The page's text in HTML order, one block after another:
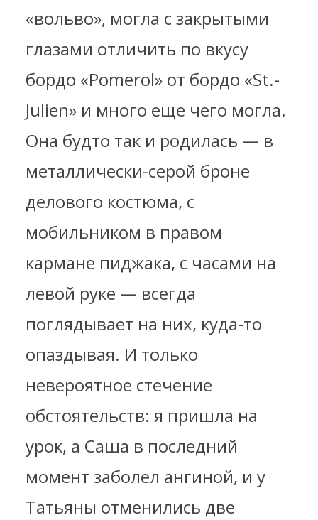
«вольво», могла с закрытыми
глазами отличить по вкусу
бордо «Pomerol» от бордо «St.-
Julien» и много еще чего могла.
Она будто так и родилась — в
металлически-серой броне
делового костюма, с
мобильником в правом
кармане пиджака, с часами на
левой руке — всегда
поглядывает на них, куда-то
опаздывая. И только
невероятное стечение
обстоятельств: я пришла на
урок, а Саша в последний
момент заболел ангиной, и у
Татьяны отменились две